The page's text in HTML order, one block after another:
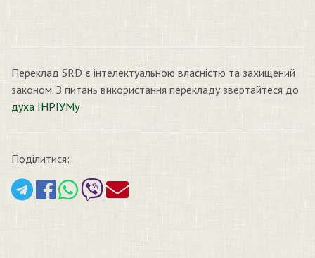
Переклад SRD є інтелектуальною власністю та захищений
законом. З питань використання перекладу звертайтеся до
духа ІНРІУМу
Поділитися: